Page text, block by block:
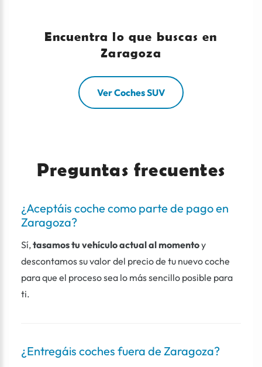
Encuentra lo que buscas en
Zaragoza
Ver Coches SUV
Preguntas frecuentes
¿Aceptáis coche como parte de pago en
Zaragoza?
Sí,tasamos tu vehículo actual al momentoy
descontamos su valor del precio de tu nuevo coche
para que el proceso sea lo más sencillo posible para
ti.
¿Entregáis coches fuera de Zaragoza?